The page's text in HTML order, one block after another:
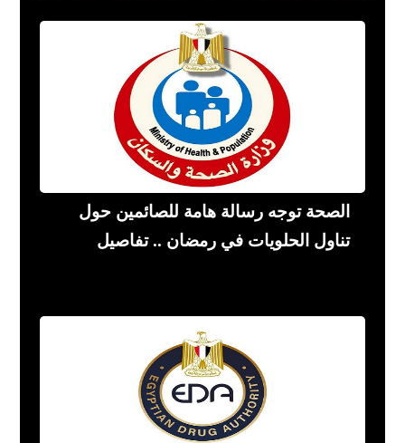
الصحة توجه رسالة هامة للصائمين حول
تناول الحلويات في رمضان .. تفاصيل